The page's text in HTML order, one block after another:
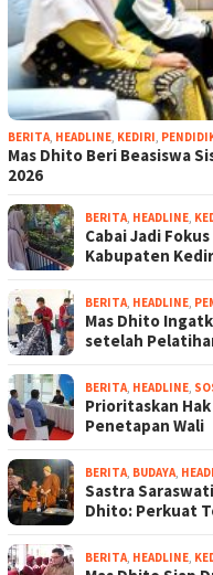
BERITA, HEADLINE, KEDIRI,
Mas Dhito Beri Beasiswa
2026
BERITA, HEADLINE,
Cabai Jadi
Kabupaten
BERITA, HEADLINE,
Mas Dhito
setelah
BERITA, HEADLINE,
Prioritaskan
Penetapan Wali
BERITA, BUDAYA,
Sastra
Dhito: Perkuat
BERITA, HEADLINE,